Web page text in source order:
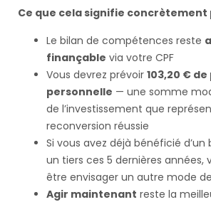
Ce que cela signifie concrètement
Le bilan de compétences reste
finançable via votre CPF
Vous devrez prévoir 103,20 €
personnelle — une somme
de l’investissement que
reconversion réussie
Si vous avez déjà bénéficié
un tiers ces 5 dernières années,
être envisager un autre mode
Agir maintenant reste la